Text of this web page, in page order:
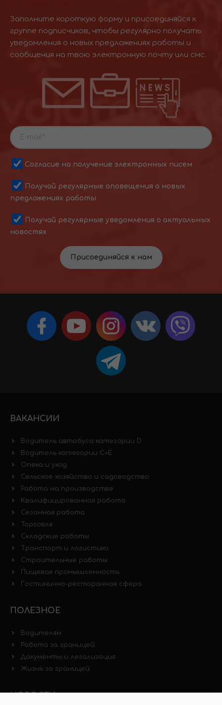
Заполните короткую форму и присоединяйся к
группе подписчиков, чтобы регулярно получать
уведомления о новых предложениях работы и
сообщения на твою электронную почту или смс.
Согласие на получение электронных писем
Получай регулярные оповещения о новых
предложениях работы
Получай регулярные уведомления о актуальных
новостях
Присоединяйся к нам
ВАКАНСИИ
Водитель автобуса категории D
Водитель категории C+E
Опека и уход
Сельское хозяйство и садоводство
Работа на производстве
Квалифицированная работа
Сезонная работа
Торговля
Складские работы
Транспорт и логистика
Строительные работы
Пищевая промышленность
Гостинично-ресторанная сфера
ПОЛЕЗНОЕ
Водителям
Работа за границей
Документы и легализация
Жизнь за границей
НОВОСТИ